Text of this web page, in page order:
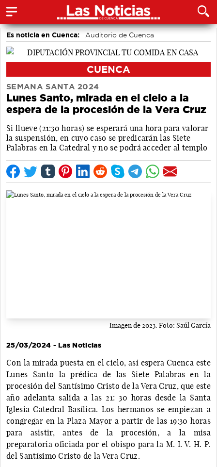
Es noticia en Cuenca: Auditorio de Cuenca
CUENCA
SEMANA SANTA 2024
Lunes Santo, mirada en el cielo a la
espera de la procesión de la Vera Cruz
Si llueve (21:30 horas) se esperará una hora para valorar
la suspensión, en cuyo caso se predicarán las Siete
Palabras en la Catedral y no se podrá acceder al templo
Imagen de 2023. Foto: Saúl García
25/03/2024 - Las Noticias
Con la mirada puesta en el cielo, así espera Cuenca este
Lunes Santo la prédica de las Siete Palabras en la
procesión del Santísimo Cristo de la Vera Cruz, que este
año adelanta salida a las 21: 30 horas desde la Santa
Iglesia Catedral Basílica. Los hermanos se empiezan a
congregar en la Plaza Mayor a partir de las 19:30 horas
para asistir, antes de la procesión, a la misa
preparatoria oficiada por el obispo para la M. I. V. H. P.
del Santísimo Cristo de la Vera Cruz.